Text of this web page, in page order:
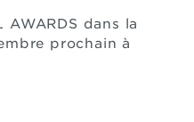
dans la
prochain à